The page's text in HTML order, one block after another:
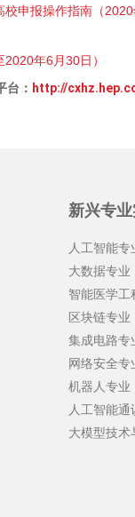
校申报操作指南（
年6月30日）
台： http://
新兴专
人工智能专
大数据专业
智能医学工
区块链专业
集成电路专
网络安全专
机器人专业
人工智能
大模型技术